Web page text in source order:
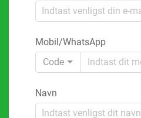
Mobil/WhatsApp
Code
Navn